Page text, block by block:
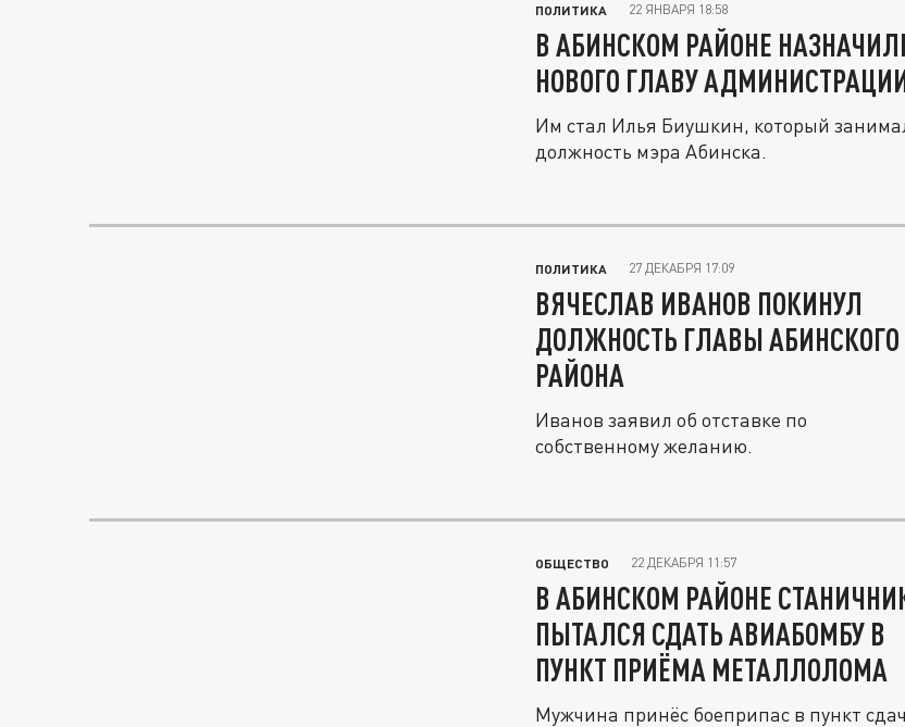
ПОЛИТИКА 22 ЯНВАРЯ 18:58
В АБИНСКОМ РАЙОНЕ
НОВОГО ГЛАВУ
Им стал Илья Биушкин, который
должность мэра Абинска.
ПОЛИТИКА 27 ДЕКАБРЯ 17:09
ВЯЧЕСЛАВ ИВАНОВ ПОКИНУЛ
ДОЛЖНОСТЬ ГЛАВЫ АБИНСКОГО
РАЙОНА
Иванов заявил об отставке по
собственному желанию.
ОБЩЕСТВО 22 ДЕКАБРЯ 11:57
В АБИНСКОМ РАЙОНЕ
ПЫТАЛСЯ СДАТЬ АВИАБОМБУ В
ПУНКТ ПРИЁМА МЕТАЛЛОЛОМА
Мужчина принёс боеприпас в пункт